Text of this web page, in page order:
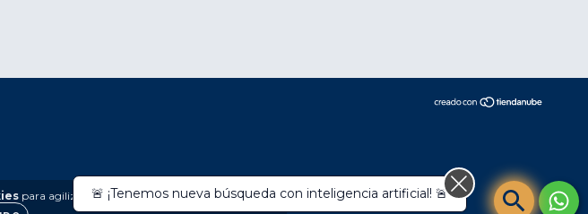
para agilizar tu experiencia de compra.